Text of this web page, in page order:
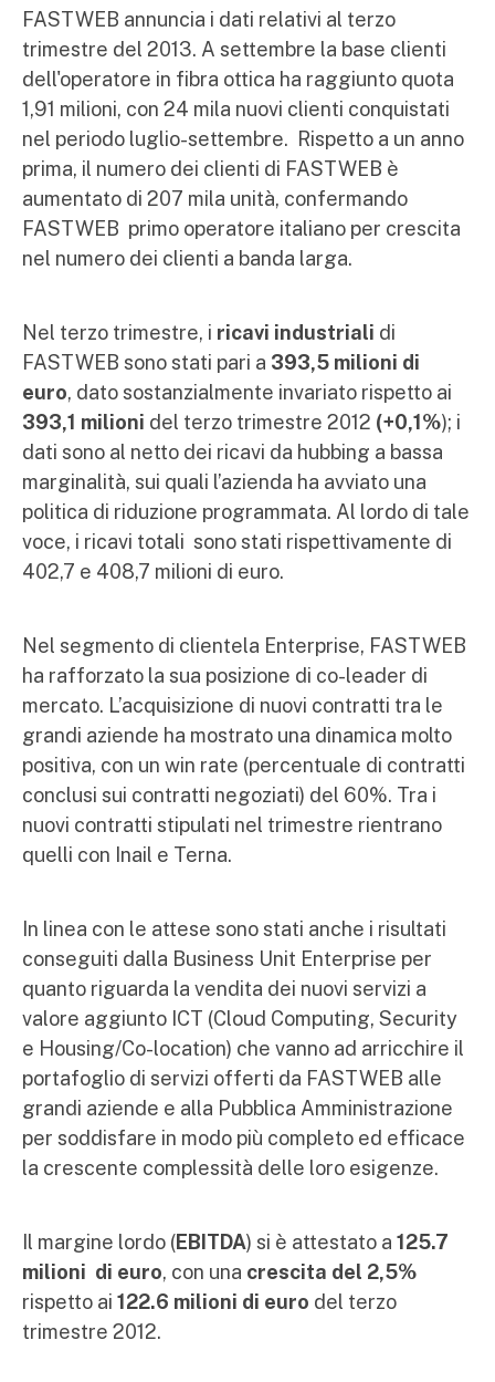
FASTWEB annuncia i dati relativi al terzo
trimestre del 2013. A settembre la base clienti
dell'operatore in fibra ottica ha raggiunto quota
1,91 milioni, con 24 mila nuovi clienti conquistati
nel periodo luglio-settembre. Rispetto a un anno
prima, il numero dei clienti di FASTWEB è
aumentato di 207 mila unità, confermando
FASTWEB primo operatore italiano per crescita
nel numero dei clienti a banda larga.
Nel terzo trimestre, i ricavi industriali di
FASTWEB sono stati pari a 393,5 milioni di
euro, dato sostanzialmente invariato rispetto ai
393,1 milioni del terzo trimestre 2012 (+0,1%); i
dati sono al netto dei ricavi da hubbing a bassa
marginalità, sui quali l’azienda ha avviato una
politica di riduzione programmata. Al lordo di tale
voce, i ricavi totali sono stati rispettivamente di
402,7 e 408,7 milioni di euro.
Nel segmento di clientela Enterprise, FASTWEB
ha rafforzato la sua posizione di co-leader di
mercato. L’acquisizione di nuovi contratti tra le
grandi aziende ha mostrato una dinamica molto
positiva, con un win rate (percentuale di contratti
conclusi sui contratti negoziati) del 60%. Tra i
nuovi contratti stipulati nel trimestre rientrano
quelli con Inail e Terna.
In linea con le attese sono stati anche i risultati
conseguiti dalla Business Unit Enterprise per
quanto riguarda la vendita dei nuovi servizi a
valore aggiunto ICT (Cloud Computing, Security
e Housing/Co-location) che vanno ad arricchire il
portafoglio di servizi offerti da FASTWEB alle
grandi aziende e alla Pubblica Amministrazione
per soddisfare in modo più completo ed efficace
la crescente complessità delle loro esigenze.
Il margine lordo (EBITDA) si è attestato a 125.7
milioni di euro, con una crescita del 2,5%
rispetto ai 122.6 milioni di euro del terzo
trimestre 2012.